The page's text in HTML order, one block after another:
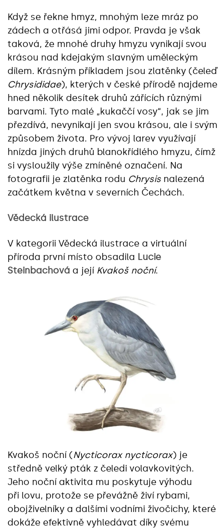
Když se řekne hmyz, mnohým leze mráz po
zádech a otřásá jimi odpor. Pravda je však
taková, že mnohé druhy hmyzu vynikají svou
krásou nad kdejakým slavným uměleckým
dílem. Krásným příkladem jsou zlatěnky (čeleď
Chrysididae), kterých v české přírodě najdeme
hned několik desítek druhů zářících různými
barvami. Tyto malé „kukaččí vosy“, jak se jim
přezdívá, nevynikají jen svou krásou, ale i svým
způsobem života. Pro vývoj larev využívají
hnízda jiných druhů blanokřídlého hmyzu, čímž
si vysloužily výše zmíněné označení. Na
fotografii je zlatěnka rodu Chrysis nalezená
začátkem května v severních Čechách.
Vědecká ilustrace
V kategorii Vědecká ilustrace a virtuální
příroda první místo obsadila Lucie
Steinbachová a její Kvakoš noční.
Kvakoš noční (Nycticorax nycticorax) je
středně velký pták z čeledi volavkovitých.
Jeho noční aktivita mu poskytuje výhodu
při lovu, protože se převážně živí rybami,
obojživelníky a dalšími vodními živočichy, které
dokáže efektivně vyhledávat díky svému